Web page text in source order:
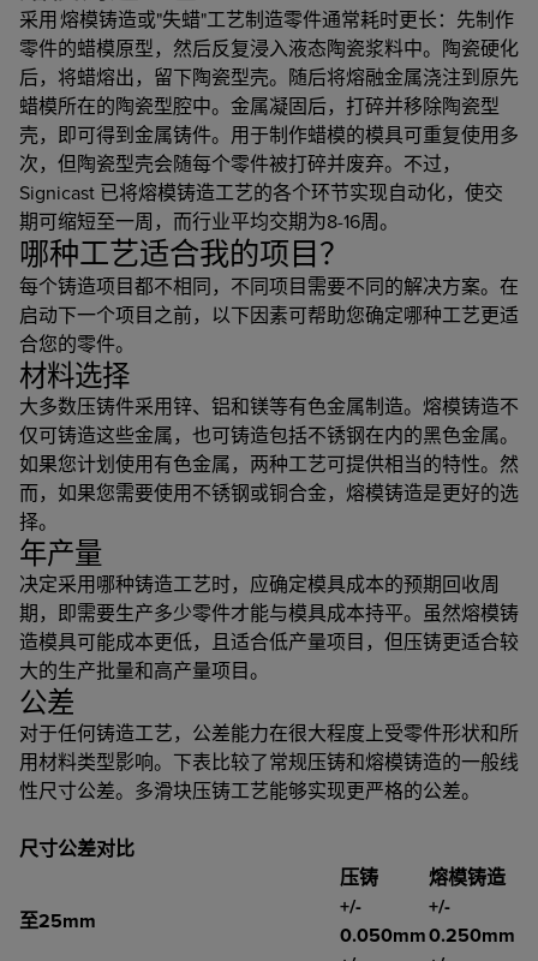
采用 熔模铸造或"失蜡"工艺制造零件通常耗时更长：先制作
零件的蜡模原型，然后反复浸入液态陶瓷浆料中。陶瓷硬化
后，将蜡熔出，留下陶瓷型壳。随后将熔融金属浇注到原先
蜡模所在的陶瓷型腔中。金属凝固后，打碎并移除陶瓷型
壳，即可得到金属铸件。用于制作蜡模的模具可重复使用多
次，但陶瓷型壳会随每个零件被打碎并废弃。不过，
Signicast 已将熔模铸造工艺的各个环节实现自动化，使交
期可缩短至一周，而行业平均交期为8-16周。
哪种工艺适合我的项目？
每个铸造项目都不相同，不同项目需要不同的解决方案。在
启动下一个项目之前，以下因素可帮助您确定哪种工艺更适
合您的零件。
材料选择
大多数压铸件采用锌、铝和镁等有色金属制造。熔模铸造不
仅可铸造这些金属，也可铸造包括不锈钢在内的黑色金属。
如果您计划使用有色金属，两种工艺可提供相当的特性。然
而，如果您需要使用不锈钢或铜合金，熔模铸造是更好的选
择。
年产量
决定采用哪种铸造工艺时，应确定模具成本的预期回收周
期，即需要生产多少零件才能与模具成本持平。虽然熔模铸
造模具可能成本更低，且适合低产量项目，但压铸更适合较
大的生产批量和高产量项目。
公差
对于任何铸造工艺，公差能力在很大程度上受零件形状和所
用材料类型影响。下表比较了常规压铸和熔模铸造的一般线
性尺寸公差。多滑块压铸工艺能够实现更严格的公差。
尺寸公差对比
压铸
熔模铸造
至25mm
+/-
0.050mm
+/-
0.250mm